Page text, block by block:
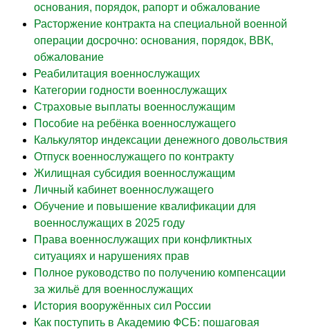
основания, порядок, рапорт и обжалование
Расторжение контракта на специальной военной
операции досрочно: основания, порядок, ВВК,
обжалование
Реабилитация военнослужащих
Категории годности военнослужащих
Страховые выплаты военнослужащим
Пособие на ребёнка военнослужащего
Калькулятор индексации денежного довольствия
Отпуск военнослужащего по контракту
Жилищная субсидия военнослужащим
Личный кабинет военнослужащего
Обучение и повышение квалификации для
военнослужащих в 2025 году
Права военнослужащих при конфликтных
ситуациях и нарушениях прав
Полное руководство по получению компенсации
за жильё для военнослужащих
История вооружённых сил России
Как поступить в Академию ФСБ: пошаговая